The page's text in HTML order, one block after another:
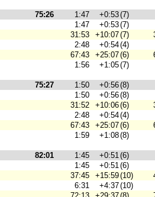
75:26 1:47 +0:53(7)
1:47
+0:53(7)
31:53
+10:07(7)
2:48
+0:54(4)
67:43
+25:07(6)
1:56
+1:05(7)
75:27 1:50 +0:56(8)
1:50
+0:56(8)
31:52
+10:06(6)
2:48
+0:54(4)
67:43
+25:07(6)
1:59
+1:08(8)
82:01 1:45 +0:51(6)
1:45
+0:51(6)
37:45
+15:59(10)
6:31
+4:37(10)